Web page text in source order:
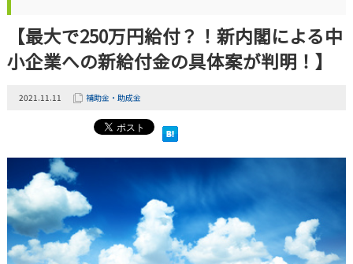
【最大で250万円給付？！新内閣による中
小企業への新給付金の具体案が判明！】
2021.11.11 補助金・助成金